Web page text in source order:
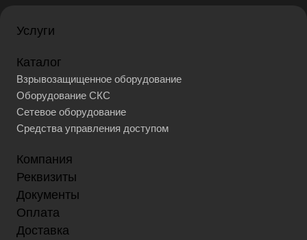
Услуги
Каталог
Взрывозащищенное оборудование
Оборудование СКС
Сетевое оборудование
Средства управления доступом
Компания
Реквизиты
Документы
Оплата
Доставка